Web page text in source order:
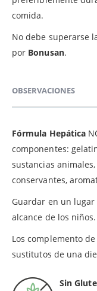
comida.
No debe superarse
por Bonusan.
OBSERVACIONES
Fórmula Hepática
componentes:
sustancias
conservantes,
Guardar en un
alcance de los niños.
Los complemento de
sustitutos de una
Sin